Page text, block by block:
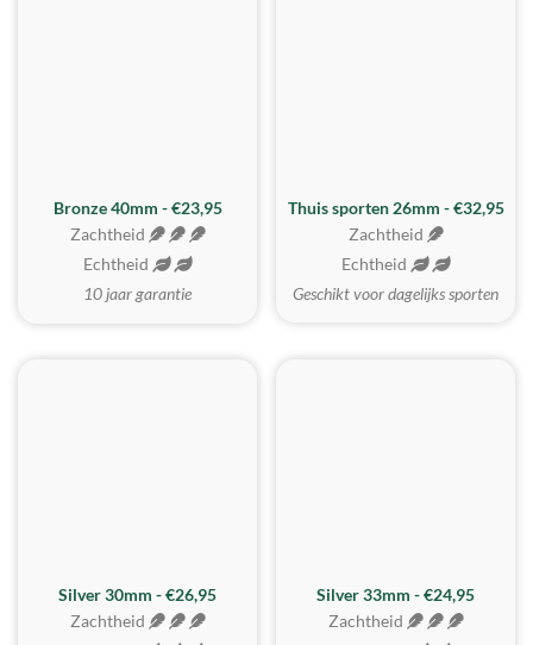
Bronze 40mm - €23,95
Zachtheid
Echtheid
10 jaar garantie
Thuis sporten 26mm - €32,95
Zachtheid
Echtheid
Geschikt voor dagelijks sporten
Silver 30mm - €26,95
Zachtheid
Silver 33mm - €24,95
Zachtheid